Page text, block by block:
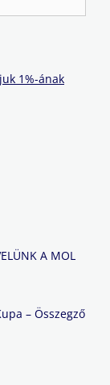
1%-ának
A MOL
– Összegző